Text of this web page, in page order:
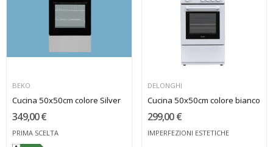
BEKO
Cucina 50x50cm colore Silver
349,00 €
PRIMA SCELTA
DELONGHI
Cucina 50x50cm colore bianco
299,00 €
IMPERFEZIONI ESTETICHE